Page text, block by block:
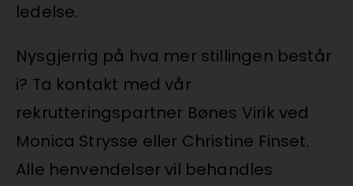
ledelse.
Nysgjerrig på hva mer stillingen består
i? Ta kontakt med vår
rekrutteringspartner Bønes Virik ved
Monica Strysse eller Christine Finset.
Alle henvendelser vil behandles